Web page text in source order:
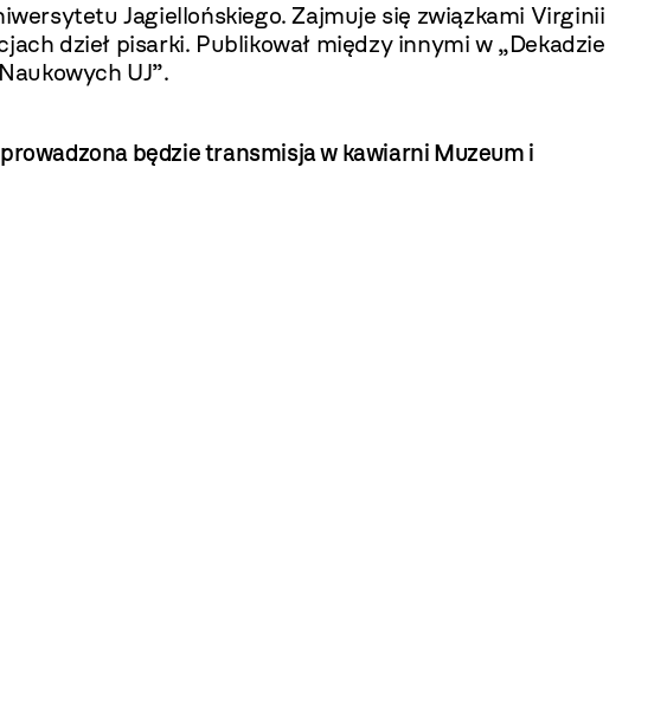
Jagiellońskiego. Zajmuje się związkami Virginii
dzieł pisarki. Publikował między innymi w „Dekadzie
UJ”.
będzie transmisja w kawiarni Muzeum i